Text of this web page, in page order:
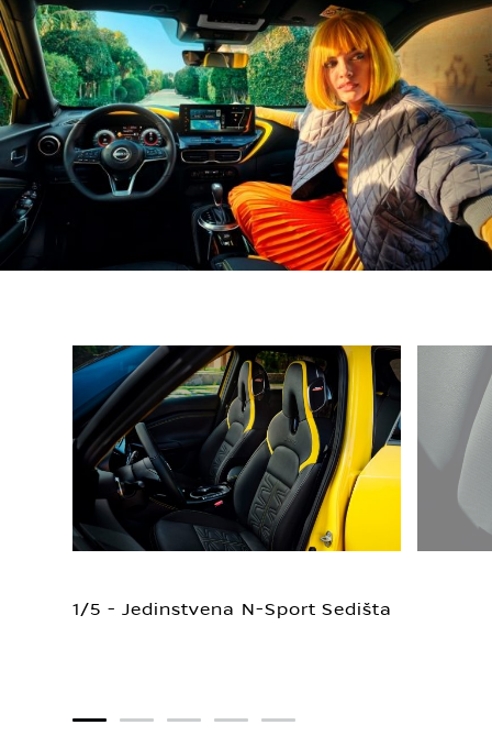
1/5 - Jedinstvena N-Sport Sedišta
1 2 3 4 5